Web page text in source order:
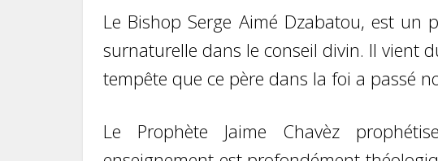
Le Bishop Serge Aimé Dzabatou, est un
surnaturelle dans le conseil divin. Il vient
tempête que ce père dans la foi a passé
Le Prophète Jaime Chavèz